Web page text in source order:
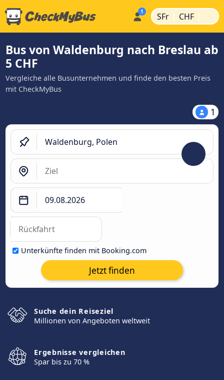
SFr | CHF |
Bus von Waldenburg nach Breslau ab
5 CHF
Vergleiche alle Busunternehmen und finde den besten Preis
mit CheckMyBus
1
Unterkünfte finden mit Booking.com
Jetzt finden
Suche dein Reiseziel
Millionen von Angeboten weltweit
Ergebnisse vergleichen
Spar bis zu 70 %